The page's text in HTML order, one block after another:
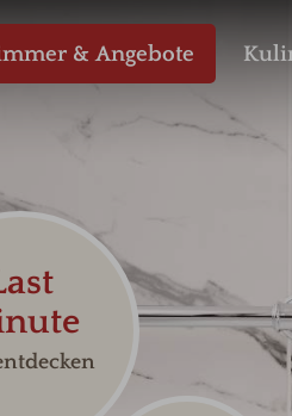
& Angebote